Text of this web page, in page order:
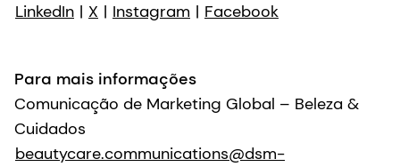
LinkedIn | X | Instagram | Facebook
Para mais informações
Comunicação de Marketing Global – Beleza &
Cuidados
beautycare.communications@dsm-